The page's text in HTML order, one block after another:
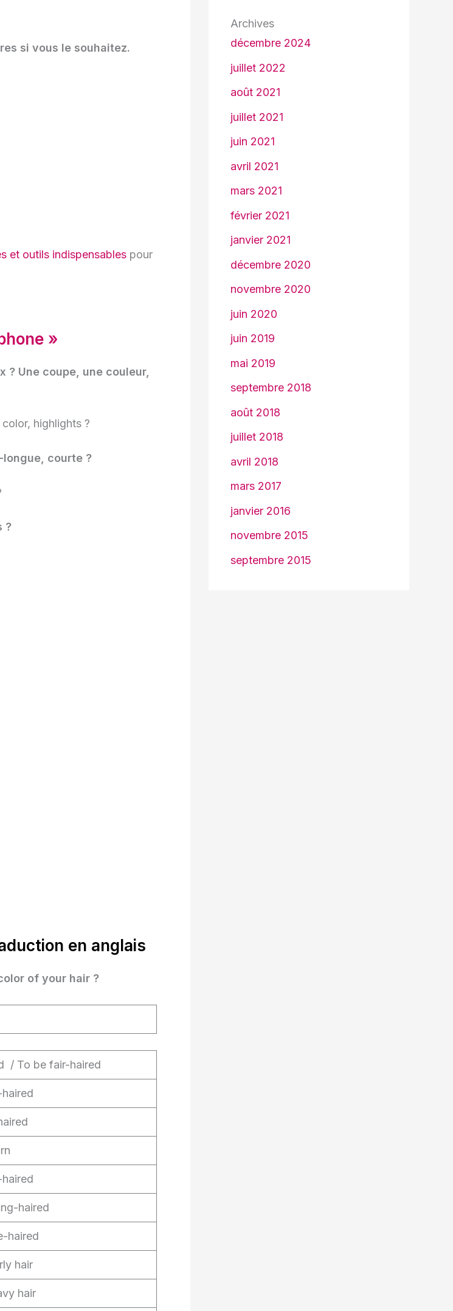
si vous le souhaitez.
et outils indispensables pour
»
? Une coupe, une couleur,
highlights ?
longue, courte ?
?
en anglais
of your hair ?
/ To be fair-haired
haired
haired
hair
hair
Archives
décembre 2024
juillet 2022
août 2021
juillet 2021
juin 2021
avril 2021
mars 2021
février 2021
janvier 2021
décembre 2020
novembre 2020
juin 2020
juin 2019
mai 2019
septembre 2018
août 2018
juillet 2018
avril 2018
mars 2017
janvier 2016
novembre 2015
septembre 2015